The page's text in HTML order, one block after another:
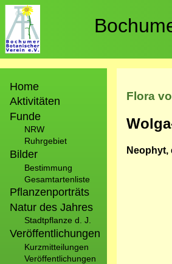
Direkt
zum
Inhalt
Home
Aktivitäten
Funde
NRW
Ruhrgebiet
Bilder
Bestimmung
Gesamtartenliste
Pflanzenporträts
Natur des Jahres
Stadtpflanze d. J.
Veröffentlichungen
Kurzmitteilungen
Veröffentlichungen
Flora